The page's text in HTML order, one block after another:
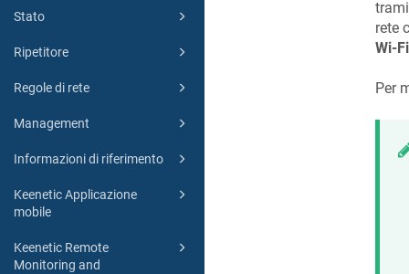
Stato
Ripetitore
Regole di rete
Management
Informazioni di riferimento
Keenetic Applicazione
mobile
Keenetic Remote
Monitoring and
rete
Wi-Fi
Per